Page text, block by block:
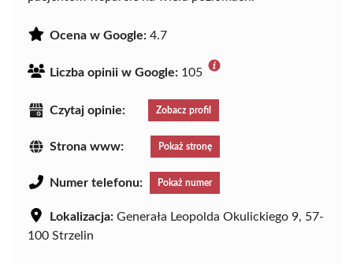
Ocena w Google: 4.7
Liczba opinii w Google: 105
Czytaj opinie: Zobacz profil
Strona www: Pokaż stronę
Numer telefonu: Pokaż numer
Lokalizacja: Generała Leopolda Okulickiego 9, 57-
100 Strzelin